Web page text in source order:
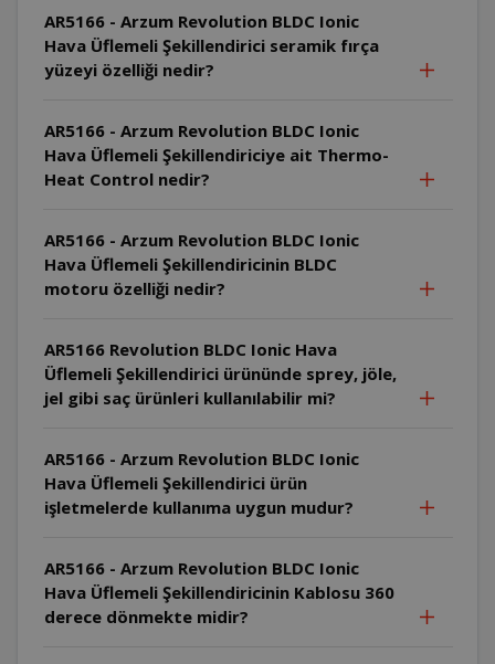
AR5166 - Arzum Revolution BLDC Ionic
Hava Üflemeli Şekillendirici seramik fırça
yüzeyi özelliği nedir?
AR5166 - Arzum Revolution BLDC Ionic
Hava Üflemeli Şekillendiriciye ait Thermo-
Heat Control nedir?
AR5166 - Arzum Revolution BLDC Ionic
Hava Üflemeli Şekillendiricinin BLDC
motoru özelliği nedir?
AR5166 Revolution BLDC Ionic Hava
Üflemeli Şekillendirici ürününde sprey, jöle,
jel gibi saç ürünleri kullanılabilir mi?
AR5166 - Arzum Revolution BLDC Ionic
Hava Üflemeli Şekillendirici ürün
işletmelerde kullanıma uygun mudur?
AR5166 - Arzum Revolution BLDC Ionic
Hava Üflemeli Şekillendiricinin Kablosu 360
derece dönmekte midir?